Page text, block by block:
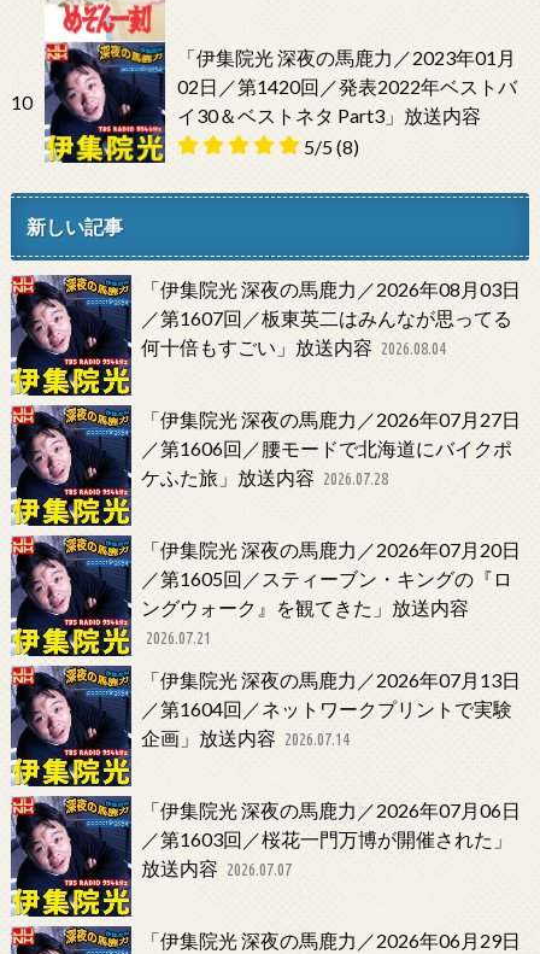
10
「伊集院光 深夜の馬鹿力／2023年01月
02日／第1420回／発表2022年ベストバ
イ30＆ベストネタ Part3」放送内容
5/5(8)
新しい記事
「伊集院光 深夜の馬鹿力／2026年08月03日
／第1607回／板東英二はみんなが思ってる
何十倍もすごい」放送内容 2026.08.04
「伊集院光 深夜の馬鹿力／2026年07月27日
／第1606回／腰モードで北海道にバイクポ
ケふた旅」放送内容 2026.07.28
「伊集院光 深夜の馬鹿力／2026年07月20日
／第1605回／スティーブン・キングの『ロ
ングウォーク』を観てきた」放送内容
2026.07.21
「伊集院光 深夜の馬鹿力／2026年07月13日
／第1604回／ネットワークプリントで実験
企画」放送内容 2026.07.14
「伊集院光 深夜の馬鹿力／2026年07月06日
／第1603回／桜花一門万博が開催された」
放送内容 2026.07.07
「伊集院光 深夜の馬鹿力／2026年06月29日